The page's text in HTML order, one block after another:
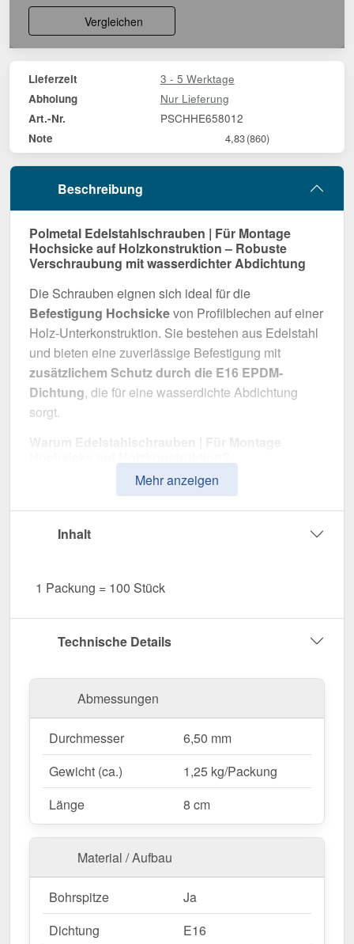
Vergleichen
Lieferzeit 3 - 5 Werktage
Abholung Nur Lieferung
Art.-Nr. PSCHHE658012
Note 4,83(860)
Beschreibung
Polmetal Edelstahlschrauben | Für Montage
Hochsicke auf Holzkonstruktion – Robuste
Verschraubung mit wasserdichter Abdichtung
Die Schrauben eignen sich ideal für die
Befestigung Hochsickevon Profilblechen auf einer
Holz-Unterkonstruktion. Sie bestehen aus Edelstahl
und bieten eine zuverlässige Befestigung mit
zusätzlichem Schutz durch die E16 EPDM-
Dichtung, die für eine wasserdichte Abdichtung
sorgt.
Zuverlässige Befestigung– Entwickelt für
Befestigung Hochsicke.
optimalen Schutz.
Dichtung für sicheren Schutz.
Präzise Maße
Länge, Bohrspitze: Ja
Verpackungseinheit– 100 Stück, für eine
Jetzt Edelstahlschrauben | Für Montage
Hochsicke auf Holzkonstruktion bestellen – Für
eine stabile & dichte Befestigung!
Achtung: Für Aluminiumbleche sollten
ausschließlich Edelstahlschrauben verwendet
werden!
Wegen Sonderanfertigung vom Widerruf ausgeschlossen
Mehr anzeigen
Inhalt
1 Packung = 100 Stück
Technische Details
Abmessungen
Durchmesser
6,50 mm
Gewicht (ca.)
1,25 kg/Packung
Länge
8 cm
Material / Aufbau
Bohrspitze
Ja
Dichtung
E16